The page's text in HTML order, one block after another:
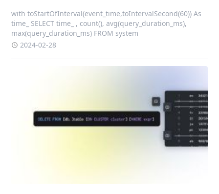
with toStartOfInterval(event_time,toIntervalSecond(60)) As
time_ SELECT time_ , count(), avg(query_duration_ms),
max(query_duration_ms) FROM system
2024-02-28